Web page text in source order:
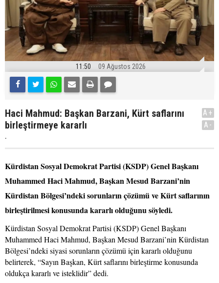
11:50 09 Ağustos 2026
Haci Mahmud: Başkan Barzani, Kürt saflarını
birleştirmeye kararlı
.
A+
A-
Kürdistan Sosyal Demokrat Partisi (KSDP) Genel Başkanı
Muhammed Haci Mahmud, Başkan Mesud Barzani’nin
Kürdistan Bölgesi’ndeki sorunların çözümü ve Kürt saflarının
birleştirilmesi konusunda kararlı olduğunu söyledi.
Kürdistan Sosyal Demokrat Partisi (KSDP) Genel Başkanı
Muhammed Haci Mahmud, Başkan Mesud Barzani’nin Kürdistan
Bölgesi’ndeki siyasi sorunların çözümü için kararlı olduğunu
belirterek, “Sayın Başkan, Kürt saflarını birleştirme konusunda
oldukça kararlı ve isteklidir” dedi.